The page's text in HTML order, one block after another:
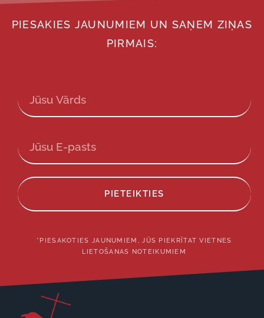
PIESAKIES JAUNUMIEM UN SAŅEM ZIŅAS
PIRMAIS:
PIETEIKTIES
*PIESAKOTIES JAUNUMIEM, JŪS PIEKRĪTAT VIETNES
LIETOŠANAS NOTEIKUMIEM